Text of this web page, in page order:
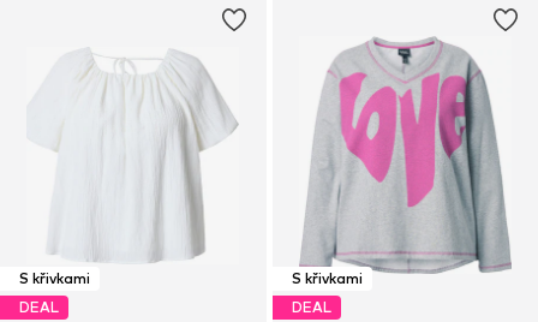
S křivkami
DEAL
S křivkami
DEAL